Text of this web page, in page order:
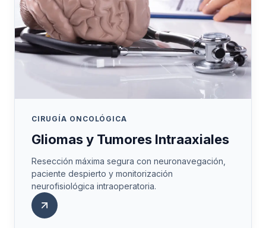
CIRUGÍA ONCOLÓGICA
Gliomas y Tumores Intraaxiales
Resección máxima segura con neuronavegación,
paciente despierto y monitorización
neurofisiológica intraoperatoria.